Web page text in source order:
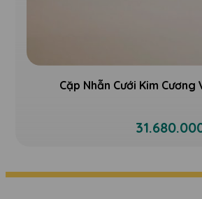
Cặp Nhẫn Cưới Kim Cương